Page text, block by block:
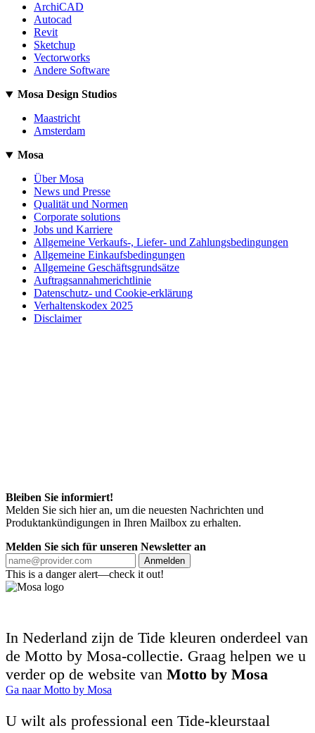
ArchiCAD
Autocad
Revit
Sketchup
Vectorworks
Andere Software
Mosa Design Studios
Maastricht
Amsterdam
Mosa
Über Mosa
News und Presse
Qualität und Normen
Corporate solutions
Jobs und Karriere
Allgemeine Verkaufs-, Liefer- und Zahlungsbedingungen
Allgemeine Einkaufsbedingungen
Allgemeine Geschäftsgrundsätze
Auftragsannahmerichtlinie
Datenschutz- und Cookie-erklärung
Verhaltenskodex 2025
Disclaimer
Bleiben Sie informiert!
Melden Sie sich hier an, um die neuesten Nachrichten und
Produktankündigungen in Ihren Mailbox zu erhalten.
Melden Sie sich für unseren Newsletter an
Anmelden
This is a danger alert—check it out!
In Nederland zijn de Tide kleuren onderdeel van
de Motto by Mosa-collectie. Graag helpen we u
verder op de website van Motto by Mosa
Ga naar Motto by Mosa
U wilt als professional een Tide-kleurstaal